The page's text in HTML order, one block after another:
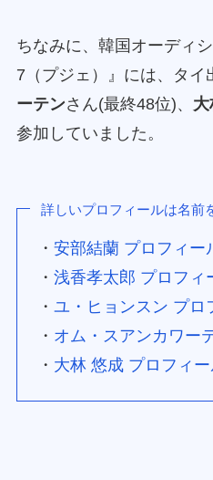
ちなみに、韓国オーディ
7（プジェ）』には、タイ
ーテンさん(最終48位)、
参加していました。
詳しいプロフィールは名前
・安部結蘭 プロフィー
・浅香孝太郎 プロフィ
・ユ・ヒョンスン プロ
・ オム・スアンカワー
・ 大林 悠成 プロフィ